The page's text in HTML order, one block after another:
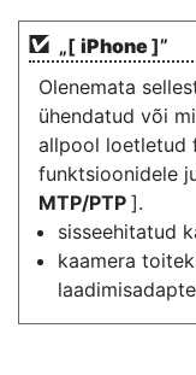
„[ iPhone]”
Olenemata
ühendatud või
allpool loetletud
funktsioonidele
MTP/PTP ].
sisseehitatud
kaamera